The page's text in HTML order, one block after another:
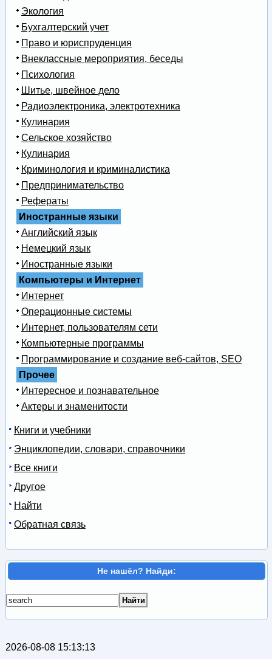
Экология
Бухгалтерский учет
Право и юриспруденция
Внеклассные мероприятия, беседы
Психология
Шитье, швейное дело
Радиоэлектроника, электротехника
Кулинария
Сельское хозяйство
Кулинария
Криминология и криминалистика
Предпринимательство
Рефераты
Иностранные языки
Английский язык
Немецкий язык
Иностранные языки
Компьютеры и Интернет
Интернет
Операционные системы
Интернет, пользователям сети
Компьютерные программы
Программирование и создание веб-сайтов, SEO
Прочее
Интересное и познавательное
Актеры и знаменитости
Книги и учебники
Энциклопедии, словари, справочники
Все книги
Другое
Найти
Обратная связь
Не нашёл? Найди:
2026-08-08 15:13:13